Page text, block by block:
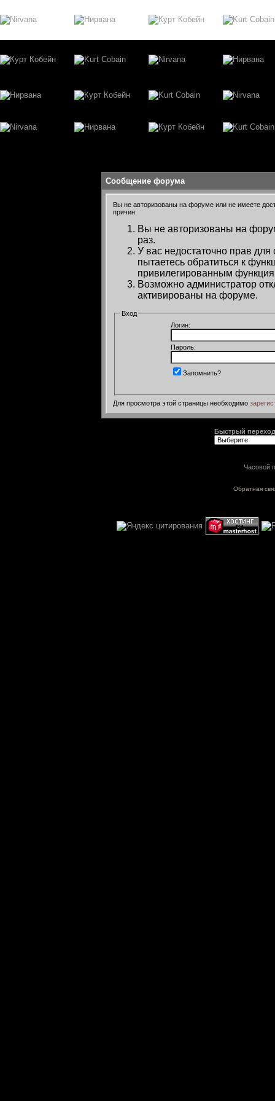
Сообщение форума
Вы не авторизованы на форуме или не имеете
причин:
Вы не авторизованы на
раз.
У вас недостаточно прав
пытаетесь обратиться к
привилегированным
Возможно администратор
активированы на форуме.
Вход
Логин:
Пароль:
Запомнить?
Для просмотра этой страницы необходимо
Быстрый переход
Часовой
Обратная